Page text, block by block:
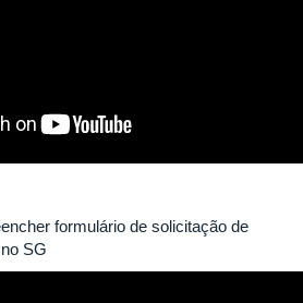
formulário de solicitação de
SG